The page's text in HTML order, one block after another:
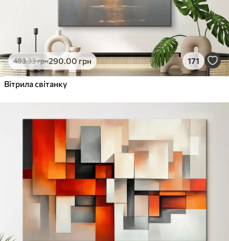
483.33грн290.00 грн 171
Вітрила світанку